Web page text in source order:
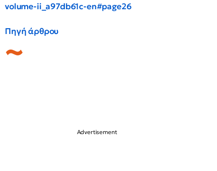
volume-ii_a97db61c-en#page26
Πηγή άρθρου